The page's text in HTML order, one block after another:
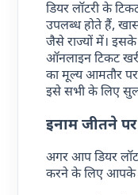
डियर लॉटरी के
उपलब्ध होते हैं,
जैसे राज्यों में।
ऑनलाइन टिकट
का मूल्य आमतौर
इसे सभी के लिए
इनाम जीतने
अगर आप डियर
करने के लिए आपके